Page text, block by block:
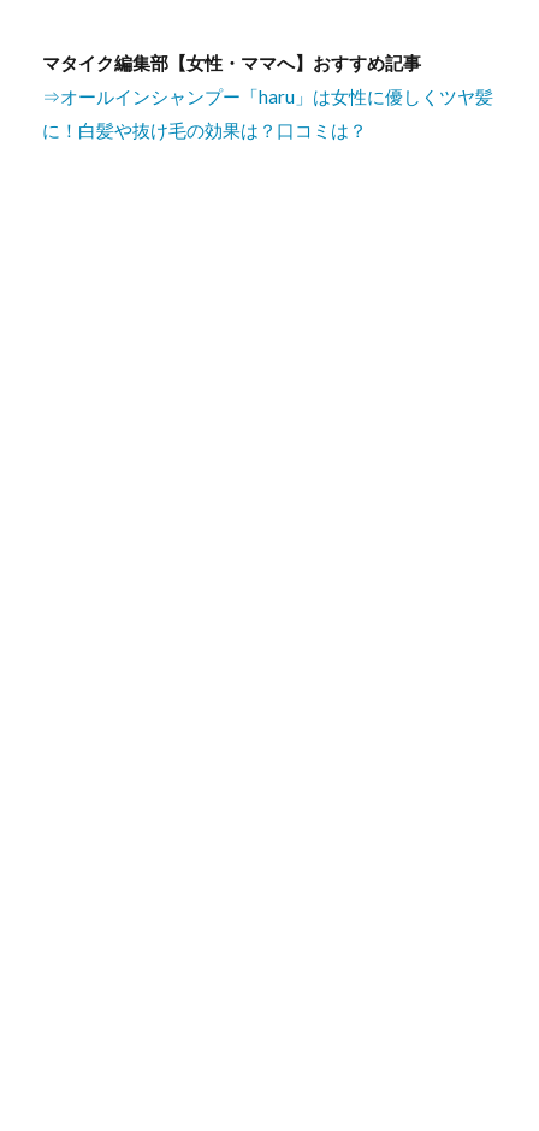
マタイク編集部【女性・ママへ】おすすめ記事
⇒オールインシャンプー「haru」は女性に優しくツヤ髪
に！白髪や抜け毛の効果は？口コミは？